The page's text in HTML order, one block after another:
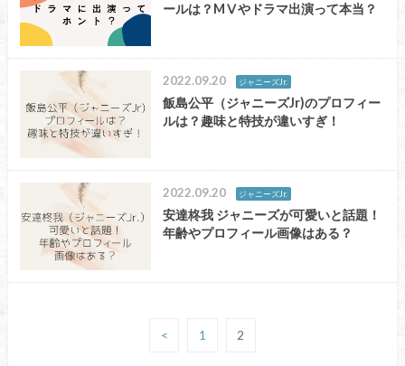
ールは？MⅤやドラマ出演って本当？
2022.09.20 ジャニーズJr.
飯島公平（ジャニーズJr)のプロフィー
ルは？趣味と特技が違いすぎ！
2022.09.20 ジャニーズJr.
安達柊我 ジャニーズが可愛いと話題！
年齢やプロフィール画像はある？
< 1 2